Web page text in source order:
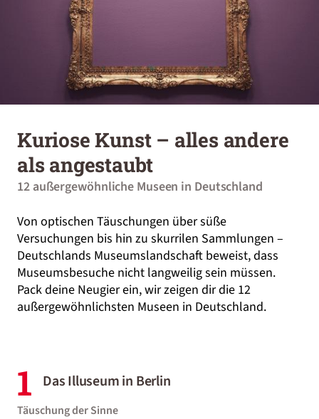
Kuriose Kunst – alles andere
als angestaubt
12 außergewöhnliche Museen in Deutschland
Von optischen Täuschungen über süße
Versuchungen bis hin zu skurrilen Sammlungen –
Deutschlands Museumslandschaft beweist, dass
Museumsbesuche nicht langweilig sein müssen.
Pack deine Neugier ein, wir zeigen dir die 12
außergewöhnlichsten Museen in Deutschland.
1 Das Illuseum in Berlin
Täuschung der Sinne